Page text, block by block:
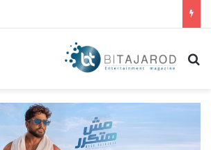
بحث عن